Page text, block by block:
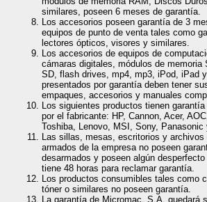
similares, poseen 6 meses de garantía.
Los accesorios poseen garantía de 3
equipos de punto de venta tales como
lectores ópticos, visores y similares.
Los accesorios de equipos de
cámaras digitales, módulos de memoria
SD, flash drives, mp4, mp3, iPod, iPad
presentados por garantía deben tener
empaques, accesorios y manuales
Los siguientes productos tienen
por el fabricante: HP, Cannon, Acer,
Toshiba, Lenovo, MSI, Sony, Panasonic
Las sillas, mesas, escritorios y archivos
armados de la empresa no poseen
desarmados y poseen algún
tiene 48 horas para reclamar garantía.
Los productos consumibles tales como
tóner o similares no poseen garantía.
La garantía de Micromac, S.A. quedará